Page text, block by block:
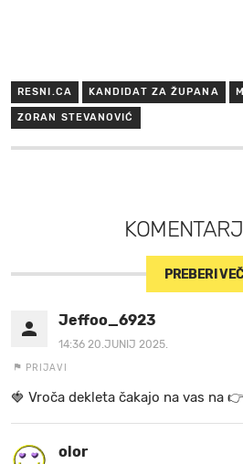
RESNI.CA KANDIDAT ZA ŽUPANA
ZORAN STEVANOVIĆ
PREBERI
Jeffoo_6923
14:36 20.JUNIJ 2025.
PRIJAVI
🍓 V r o č a d e k l e t a ča k a jo na va s n
olor